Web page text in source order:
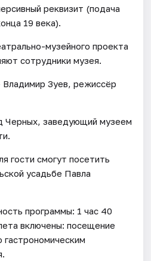
реквизит (подача
19 века).
музейного проекта
сотрудники музея.
Зуев, режиссёр
Черных, заведующий музеем
гости смогут посетить
усадьбе Павла
программы: 1 час 40
включены: посещение
гастрономическим